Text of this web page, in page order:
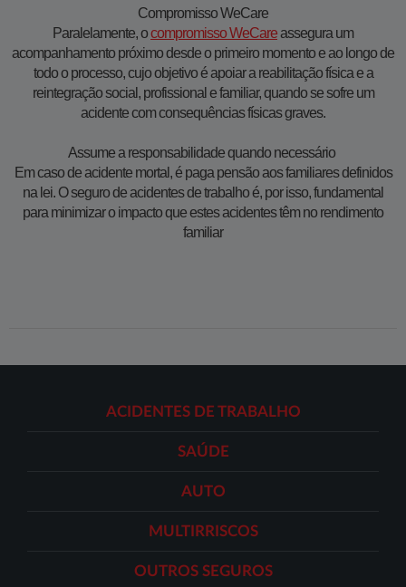
Compromisso WeCare
Paralelamente, ocompromisso WeCare​assegura um
acompanhamento próximo desde o primeiro momento e ao longo de
todo o processo, cujo objetivo é apoiar a reabilitação física e a
reintegração social, profissional e familiar, quando se sofre um
acidente com consequências físicas graves.
Assume a responsabilidade quando necessário
Em caso de acidente mortal, é paga pensão aos familiares definidos
na lei. O seguro de acidentes de trabalho é, por isso, fundamental
para minimizar o impacto que estes acidentes têm no rendimento
familiar
ACIDENTES DE TRABALHO
SAÚDE
AUTO
MULTIRRISCOS
OUTROS SEGUROS